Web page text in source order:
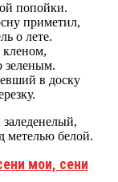
попойки.
приметил,
о лете.
кленом,
зеленым.
в доску
метелью белой.
мои, сени